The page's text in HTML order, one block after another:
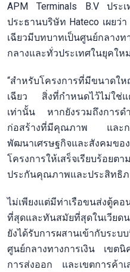
APM Terminals B.V ประ
ประธานบริษัท Hateco เผยว่
เฉียวมีบทบาทเป็นศูนย์กลาง
กลางและทั่วประเทศในยุคใ
“สำหรับโครงการที่มีขนาด
เฉียว สิ่งที่กำหนดไว้ไม่ใช่แ
เท่านั้น หากยังรวมถึงการด
ก่อสร้างที่มีคุณภาพ และกา
พัฒนาเศรษฐกิจและสังคม
โครงการให้เสร็จเรียบร้อย
ประกันคุณภาพและประสิทธิภ
ไม่เพียงแต่มีท่าเรือขนส่งตู้คอ
ที่สุดและทันสมัยที่สุดในเวียด
ยังได้รับการผสานเข้ากับร
ศูนย์กลางทางการเงิน เขต
การส่งออก และเขตการค้า